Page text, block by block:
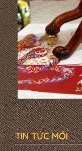
TIN TỨC MỚI